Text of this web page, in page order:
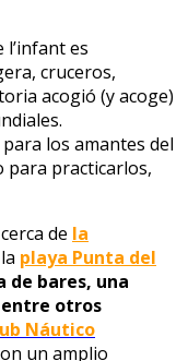
es
cruceros,
acogió (y acoge)
los amantes del
para practicarlos,
de la
playa Punta del
de bares, una
entre otros
Náutico
un amplio